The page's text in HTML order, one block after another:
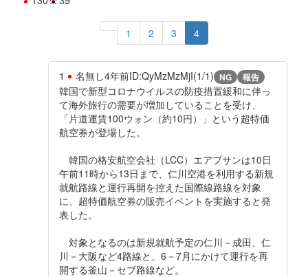
1 2 3 4
1 名無し4年前ID:QyMzMzMjI(1/1) NG 報告
韓国で新型コロナウイルスの防疫措置緩和に伴っ
て海外旅行の需要が増加していることを受け、
「片道運賃100ウォン（約10円）」という超特価
航空券が登場した。
韓国の格安航空会社（LCC）エアプサンは10日
午前11時から13日まで、仁川空港を利用する新規
就航路線と運行再開を控えた国際線路線を対象
に、超特価航空券の販売イベントを実施すると発
表した。
対象となるのは新規就航予定の仁川－成田、仁
川－大阪など4路線と、6－7月にかけて運行を再
開する釜山－セブ路線など。